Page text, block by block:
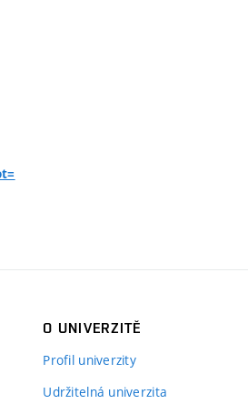
O UNIVERZITĚ
Profil univerzity
Udržitelná univerzita